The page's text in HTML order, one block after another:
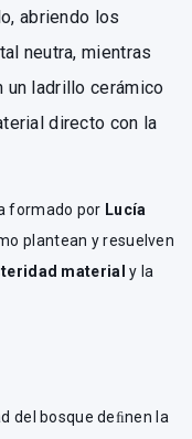
abriendo los
neutra, mientras
un ladrillo cerámico
directo con la
formado por Lucía
plantean y resuelven
materialy la
del bosque deﬁnen la